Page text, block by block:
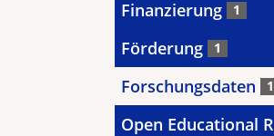
Finanzierung 1
Förderung 1
Forschungsdaten 1
Open Educational